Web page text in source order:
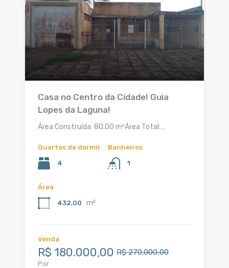
Casa no Centro da Cidade! Guia
Lopes da Laguna!
Área Construída: 80,00 m²Área Total:…
Quartos de dormir
4
Banheiros
1
Área
432,00 m²
Venda
R$ 180.000,00 R$ 270.000,00
Por